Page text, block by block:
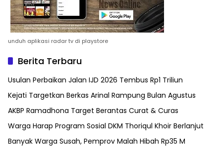
unduh aplikasi radar tv di playstore
Berita Terbaru
Usulan Perbaikan Jalan IJD 2026 Tembus Rp1 Triliun
Kejati Targetkan Berkas Arinal Rampung Bulan Agustus
AKBP Ramadhona Target Berantas Curat & Curas
Warga Harap Program Sosial DKM Thoriqul Khoir Berlanjut
Banyak Warga Susah, Pemprov Malah Hibah Rp35 M